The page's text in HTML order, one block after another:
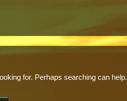
for. Perhaps searching can help.